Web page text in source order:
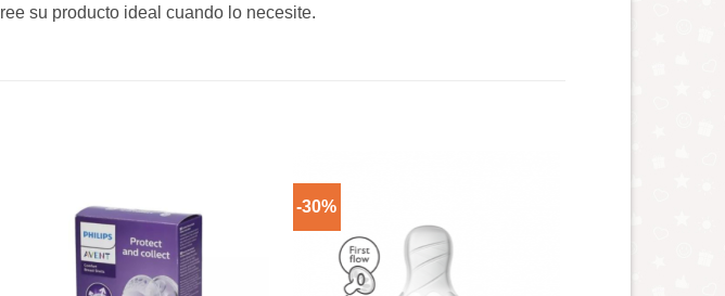
su producto ideal cuando lo necesite.
-30%